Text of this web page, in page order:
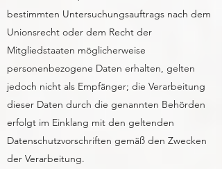
bestimmten Untersuchungsauftrags nach dem
Unionsrecht oder dem Recht der
Mitgliedstaaten möglicherweise
personenbezogene Daten erhalten, gelten
jedoch nicht als Empfänger; die Verarbeitung
dieser Daten durch die genannten Behörden
erfolgt im Einklang mit den geltenden
Datenschutzvorschriften gemäß den Zwecken
der Verarbeitung.